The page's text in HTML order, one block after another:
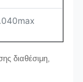
διαθέσιμη,